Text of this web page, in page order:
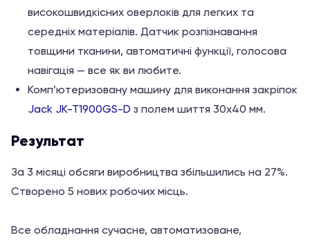
високошвидкісних оверлоків для легких та
середніх матеріалів. Датчик розпізнавання
товщини тканини, автоматичні функції, голосова
навігація — все як ви любите.
Комп’ютеризовану машину для виконання закріпок
Jack JK-T1900GS-D з полем шиття 30х40 мм.
Результат
За 3 місяці обсяги виробництва збільшились на 27%.
Створено 5 нових робочих місць.
Все обладнання сучасне, автоматизоване,